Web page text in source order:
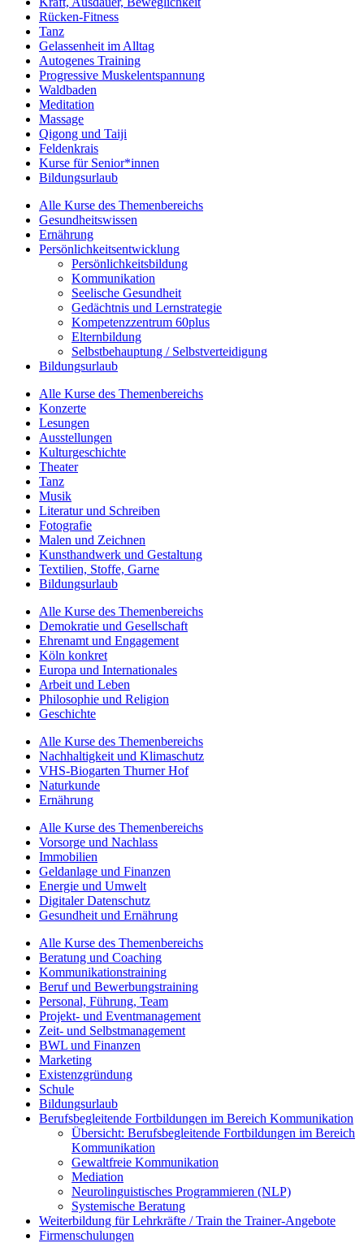
Rücken-Fitness
Tanz
Gelassenheit im Alltag
Autogenes Training
Progressive Muskelentspannung
Waldbaden
Meditation
Massage
Qigong und Taiji
Feldenkrais
Kurse für Senior*innen
Bildungsurlaub
Alle Kurse des Themenbereichs
Gesundheitswissen
Ernährung
Persönlichkeitsentwicklung
Persönlichkeitsbildung
Kommunikation
Seelische Gesundheit
Gedächtnis und Lernstrategie
Kompetenzzentrum 60plus
Elternbildung
Selbstbehauptung / Selbstverteidigung
Bildungsurlaub
Alle Kurse des Themenbereichs
Konzerte
Lesungen
Ausstellungen
Kulturgeschichte
Theater
Tanz
Musik
Literatur und Schreiben
Fotografie
Malen und Zeichnen
Kunsthandwerk und Gestaltung
Textilien, Stoffe, Garne
Bildungsurlaub
Alle Kurse des Themenbereichs
Demokratie und Gesellschaft
Ehrenamt und Engagement
Köln konkret
Europa und Internationales
Arbeit und Leben
Philosophie und Religion
Geschichte
Alle Kurse des Themenbereichs
Nachhaltigkeit und Klimaschutz
VHS-Biogarten Thurner Hof
Naturkunde
Ernährung
Alle Kurse des Themenbereichs
Vorsorge und Nachlass
Immobilien
Geldanlage und Finanzen
Energie und Umwelt
Digitaler Datenschutz
Gesundheit und Ernährung
Alle Kurse des Themenbereichs
Beratung und Coaching
Kommunikationstraining
Beruf und Bewerbungstraining
Personal, Führung, Team
Projekt- und Eventmanagement
Zeit- und Selbstmanagement
BWL und Finanzen
Marketing
Existenzgründung
Schule
Bildungsurlaub
Berufsbegleitende Fortbildungen im Bereich Kommunikation
Übersicht: Berufsbegleitende Fortbildungen im Bereich
Kommunikation
Gewaltfreie Kommunikation
Mediation
Neurolinguistisches Programmieren (NLP)
Systemische Beratung
Weiterbildung für Lehrkräfte / Train the Trainer-Angebote
Firmenschulungen